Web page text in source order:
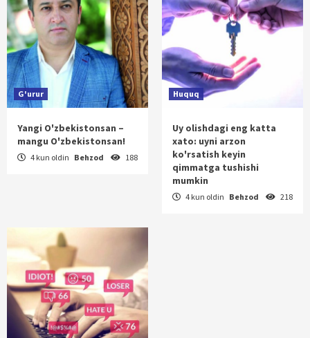
G'urur
Yangi O'zbekistonsan –
mangu O'zbekistonsan!
4 kun oldin Behzod 188
Huquq
Uy olishdagi eng katta
xato: uyni arzon
ko'rsatish keyin
qimmatga tushishi
mumkin
4 kun oldin Behzod 218